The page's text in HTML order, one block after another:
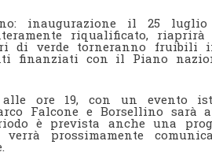
inaugurazione il 25
riqualificato,
di verde torneranno fruibili
finanziati con il Piano
alle ore 19, con un evento
Falcone e Borsellino sarà
è prevista anche una
prossimamente